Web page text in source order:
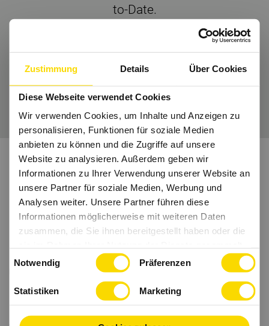
Zustimmung Details Über Cookies
Diese Webseite verwendet Cookies
Wir verwenden Cookies, um Inhalte und Anzeigen zu
personalisieren, Funktionen für soziale Medien
anbieten zu können und die Zugriffe auf unsere
Website zu analysieren. Außerdem geben wir
Informationen zu Ihrer Verwendung unserer Website an
unsere Partner für soziale Medien, Werbung und
Analysen weiter. Unsere Partner führen diese
Informationen möglicherweise mit weiteren Daten
zusammen, die Sie ihnen bereitgestellt haben oder die
haben.
Notwendig Präferenzen
Statistiken Marketing
to-Date.
Instagramund Co.
Wir freuen uns auf Dich.